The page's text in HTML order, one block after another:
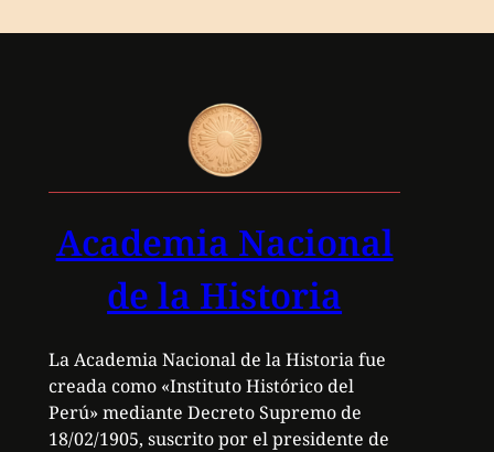
Academia Nacional
de la Historia
La Academia Nacional de la Historia fue
creada como «Instituto Histórico del
Perú» mediante Decreto Supremo de
18/02/1905, suscrito por el presidente de